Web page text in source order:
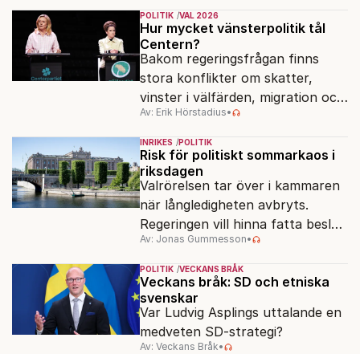
dåligt.
POLITIK VAL 2026
Hur mycket vänsterpolitik tål
Centern?
Bakom regeringsfrågan finns
stora konflikter om skatter,
vinster i välfärden, migration och
energi. Avståndet mellan C och
de rödgröna partierna är
fortfarande stort.
Av: Erik Hörstadius•
INRIKES POLITIK
Risk för politiskt sommarkaos i
riksdagen
Valrörelsen tar över i kammaren
när långledigheten avbryts.
Regeringen vill hinna fatta beslut
före valet – men oppositionen
ser sin chans att pressa
Tidösidan.
Av: Jonas Gummesson•
POLITIK VECKANS BRÅK
Veckans bråk: SD och etniska
svenskar
Var Ludvig Asplings uttalande en
medveten SD-strategi?
Av: Veckans Bråk•